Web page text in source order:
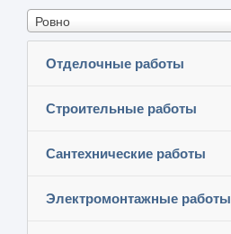
Ровно
Отделочные работы
Строительные работы
Сантехнические работы
Электромонтажные работы